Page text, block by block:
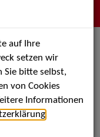
Ihrer
Ihre Suche nach
Folgende
auf Ihre
setzen wir
Sie bitte selbst,
von Cookies
Informationen